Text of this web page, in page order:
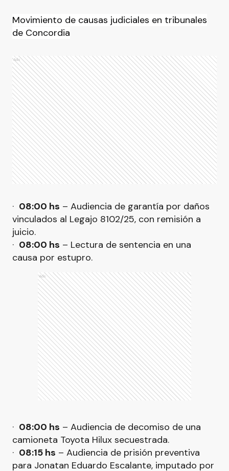
Movimiento de causas judiciales en tribunales
de Concordia
Ads
· 08:00 hs – Audiencia de garantía por daños
vinculados al Legajo 8102/25, con remisión a
juicio.
· 08:00 hs – Lectura de sentencia en una
causa por estupro.
Ads
· 08:00 hs – Audiencia de decomiso de una
camioneta Toyota Hilux secuestrada.
· 08:15 hs – Audiencia de prisión preventiva
para Jonatan Eduardo Escalante, imputado por